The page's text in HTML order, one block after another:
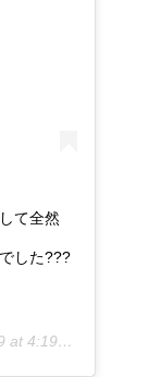
て全然
した???
PDT